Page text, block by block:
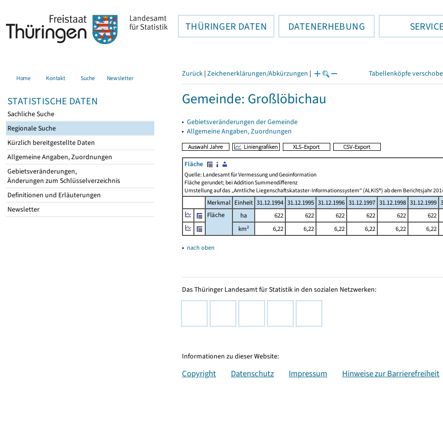
THÜRINGER DATEN DATENERHEBUNG
Home Kontakt Suche Newsletter
STATISTISCHE DATEN
Sachliche Suche
Regionale Suche
Kürzlich bereitgestellte Daten
Allgemeine Angaben, Zuordnungen
Gebietsveränderungen,
Änderungen zum Schlüsselverzeichnis
Definitionen und Erläuterungen
Newsletter
Zurück | Zeichenerklärungen/Abkürzungen | Tabellenköpfe
Gemeinde: Großlöbichau
▸ Gebietsveränderungen der Gemeinde
▸ Allgemeine Angaben, Zuordnungen
Fläche
Quelle: Landesamt für Vermessung und Geoinformation
Fläche gerundet; bei Addition Summendifferenz
Umstellung auf das „Amtliche Liegenschaftskataster-Informationssystem“ (ALKIS®) ab dem Berichtsjahr
Merkmal Einheit 31.12.1994 31.12.1995 31.12.1996 31.12.1997 31.12.1998 31.12.1999
Fläche
ha 622 622 622 622 622 622
km²
6,22 6,22 6,22 6,22 6,22 6,22
▴ nach oben
Das Thüringer Landesamt für Statistik in den sozialen Netzwerken:
Informationen zu dieser Website:
Copyright Datenschutz Impressum Hinweise zur Barrierefreiheit